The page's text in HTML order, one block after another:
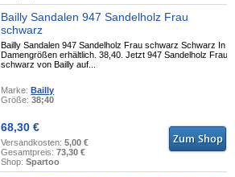
Bailly Sandalen 947 Sandelholz Frau
schwarz
Bailly Sandalen 947 Sandelholz Frau schwarz Schwarz In
Damengrößen erhältlich. 38,40. Jetzt 947 Sandelholz Frau
schwarz von Bailly auf...
Marke:Bailly
Größe:38;40
68,30 €
Versandkosten:5,00 €
Gesamtpreis:73,30 €
Shop:Spartoo